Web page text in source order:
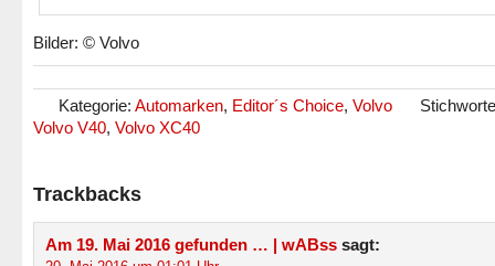
Bilder: © Volvo
Kategorie: Automarken, Editor´s Choice, Volvo
Volvo V40, Volvo XC40
Trackbacks
Am 19. Mai 2016 gefunden … | wABss sagt: